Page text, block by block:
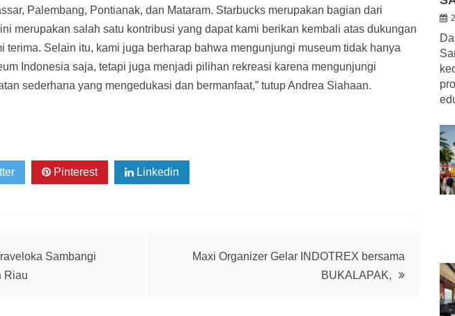
Palembang, Pontianak, dan Mataram. Starbucks merupakan bagian dari
merupakan salah satu kontribusi yang dapat kami berikan kembali atas dukungan
terima. Selain itu, kami juga berharap bahwa mengunjungi museum tidak hanya
Indonesia saja, tetapi juga menjadi pilihan rekreasi karena mengunjungi
sederhana yang mengedukasi dan bermanfaat,” tutup Andrea Siahaan.
Pinterest Linkedin
Sambangi
Riau
Maxi Organizer Gelar INDOTREX bersama
BUKALAPAK,